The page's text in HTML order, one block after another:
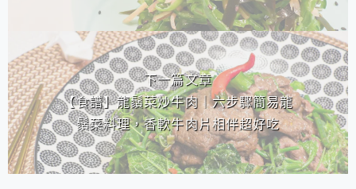
下一篇文章
【食譜】龍鬚菜炒牛肉｜六步驟簡易龍
鬚菜料理，香軟牛肉片相伴超好吃